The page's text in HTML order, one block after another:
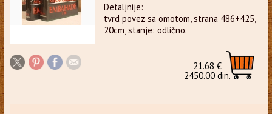
Detaljnije:
tvrd povez sa omotom, strana 486+425,
20cm, stanje: odlično.
21.68 €
2450.00 din.